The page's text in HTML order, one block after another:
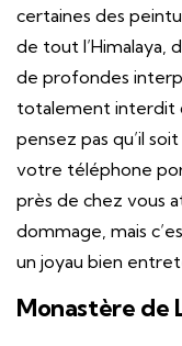
certaines des
de tout l’Himalaya,
de profondes
totalement interdit
pensez pas qu’il
votre téléphone
près de chez vous
dommage, mais
un joyau bien
Monastère de